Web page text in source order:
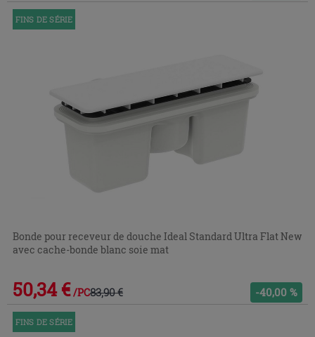
FINS DE SÉRIE
Bonde pour receveur de douche Ideal Standard Ultra Flat New
avec cache-bonde blanc soie mat
50,34 € /PC83,90 € -40,00 %
FINS DE SÉRIE